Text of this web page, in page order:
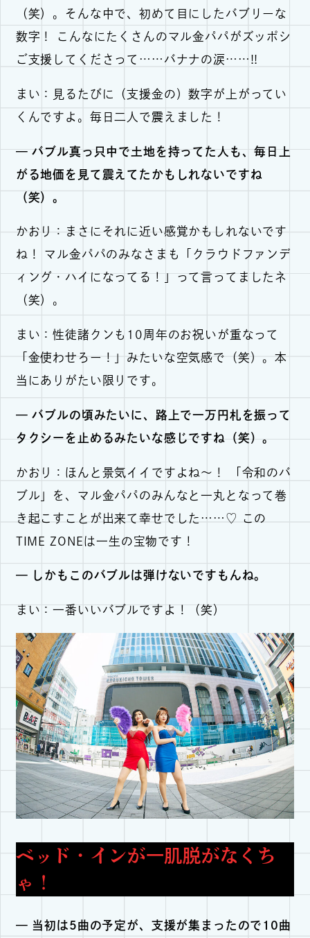
（笑）。そんな中で、初めて目にしたバブリーな
数字！ こんなにたくさんのマル金パパがズッポシ
ご支援してくださって……バナナの涙……!!
まい：見るたびに（支援金の）数字が上がってい
くんですよ。毎日二人で震えました！
— バブル真っ只中で土地を持ってた人も、毎日上
がる地価を見て震えてたかもしれないですね
（笑）。
かおり：まさにそれに近い感覚かもしれないです
ね！ マル金パパのみなさまも「クラウドファンデ
ィング・ハイになってる！」って言ってましたネ
（笑）。
まい：性徒諸クンも10周年のお祝いが重なって
「金使わせろー！」みたいな空気感で（笑）。本
当にありがたい限りです。
— バブルの頃みたいに、路上で一万円札を振って
タクシーを止めるみたいな感じですね（笑）。
かおり：ほんと景気イイですよね～！ 「令和のバ
ブル」を、マル金パパのみんなと一丸となって巻
き起こすことが出来て幸せでした……♡ この
TIME ZONEは一生の宝物です！
— しかもこのバブルは弾けないですもんね。
まい：一番いいバブルですよ！（笑）
ベッド・インが一肌脱がなくち
ゃ！
— 当初は5曲の予定が、支援が集まったので10曲